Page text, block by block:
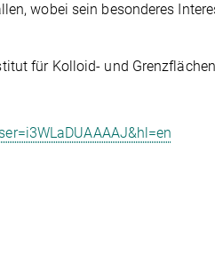
wobei sein besonderes
für Kolloid- und